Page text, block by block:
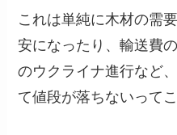
これは単純に木材の需
安になったり、輸送費
のウクライナ進行など
て値段が落ちないってこ